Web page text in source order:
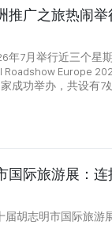
推广之旅热闹举
年7月举行近三个星
Roadshow Europe
成功举办，共设有
国际旅游展：
胡志明市国际旅游